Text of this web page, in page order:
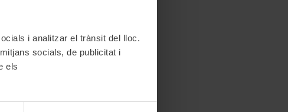
i analitzar el trànsit del lloc.
socials, de publicitat i
elsla teva visita.